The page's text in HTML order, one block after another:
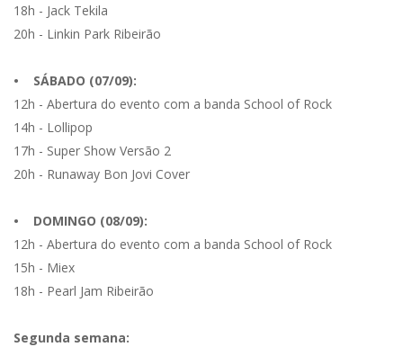
18h - Jack Tekila
20h - Linkin Park Ribeirão
• SÁBADO (07/09):
12h - Abertura do evento com a banda School of Rock
14h - Lollipop
17h - Super Show Versão 2
20h - Runaway Bon Jovi Cover
• DOMINGO (08/09):
12h - Abertura do evento com a banda School of Rock
15h - Miex
18h - Pearl Jam Ribeirão
Segunda semana: